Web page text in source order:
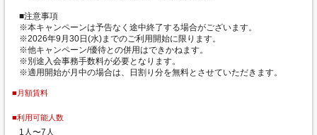
■注意事項
※本キャンペーンは予告なく途中終了する場合がございます。
※2026年9月30日(水)までのご利用開始に限ります。
※他キャンペーン/優待との併用はできかねます。
※別途入会事務手数料が必要となります。
※適用開始が月中の場合は、日割り分を無料とさせていただきます。
■月額賃料
■利用可能人数
1人〜7人